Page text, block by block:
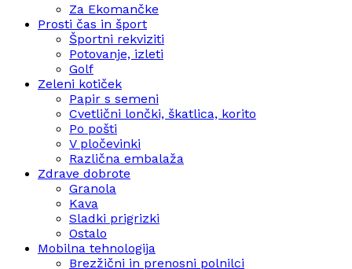
Za Ekomančke
Prosti čas in šport
Športni rekviziti
Potovanje, izleti
Golf
Zeleni kotiček
Papir s semeni
Cvetlični lončki, škatlica, korito
Po pošti
V pločevinki
Različna embalaža
Zdrave dobrote
Granola
Kava
Sladki prigrizki
Ostalo
Mobilna tehnologija
Brezžični in prenosni polnilci